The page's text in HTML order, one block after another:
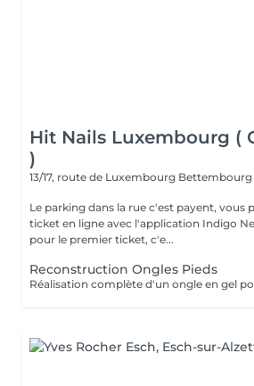
Hit Nails Luxembourg (
)
13/17, route de Luxembourg Bettembourg
Le parking dans la rue c'est payent, vous
ticket en ligne avec l'application Indigo
pour le premier ticket, c'e...
Reconstruction Ongles Pieds